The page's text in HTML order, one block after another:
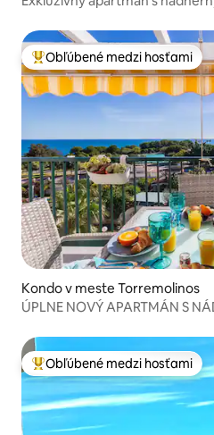
Najobľúbenejšie medzi hosťami
Obľúbené medzi hosťami
Kondo v meste Torremolinos
ÚPLNE NOVÝ APARTMÁN S
Najobľúbenejšie medzi hosťami
Obľúbené medzi hosťami